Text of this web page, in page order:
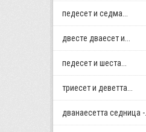
педесет и седма...
двестe дваесет и...
педесет и шеста...
триесет и деветта...
дванаесетта седница -...